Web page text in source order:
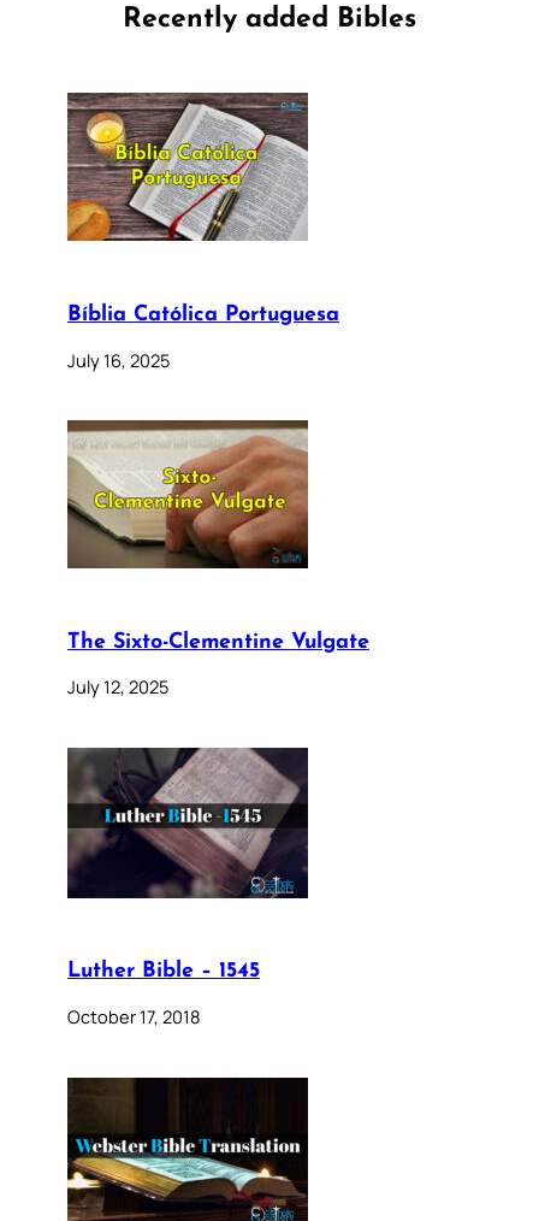
Recently added Bibles
Bíblia Católica Portuguesa
July 16, 2025
The Sixto-Clementine Vulgate
July 12, 2025
Luther Bible – 1545
October 17, 2018